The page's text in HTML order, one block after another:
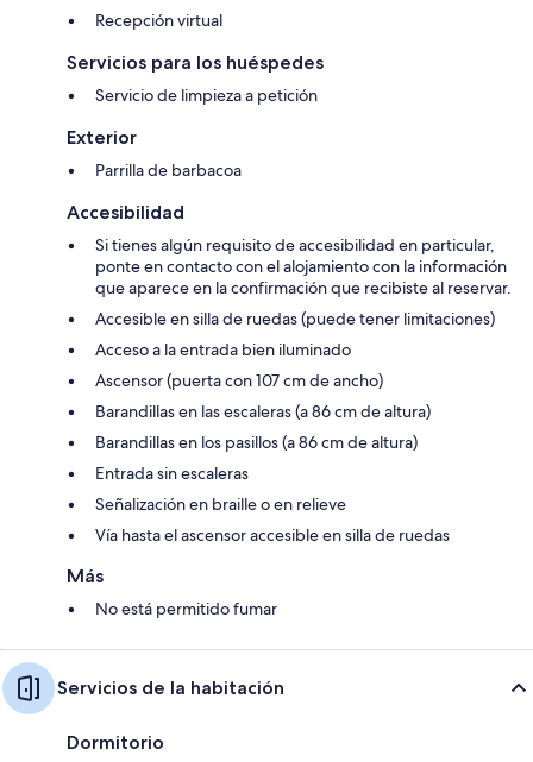
Recepción virtual
Servicios para los huéspedes
Servicio de limpieza a petición
Exterior
Parrilla de barbacoa
Accesibilidad
Si tienes algún requisito de accesibilidad en particular,
ponte en contacto con el alojamiento con la información
que aparece en la confirmación que recibiste al reservar.
Accesible en silla de ruedas (puede tener limitaciones)
Acceso a la entrada bien iluminado
Ascensor (puerta con 107 cm de ancho)
Barandillas en las escaleras (a 86 cm de altura)
Barandillas en los pasillos (a 86 cm de altura)
Entrada sin escaleras
Señalización en braille o en relieve
Vía hasta el ascensor accesible en silla de ruedas
Más
No está permitido fumar
Servicios de la habitación
Dormitorio